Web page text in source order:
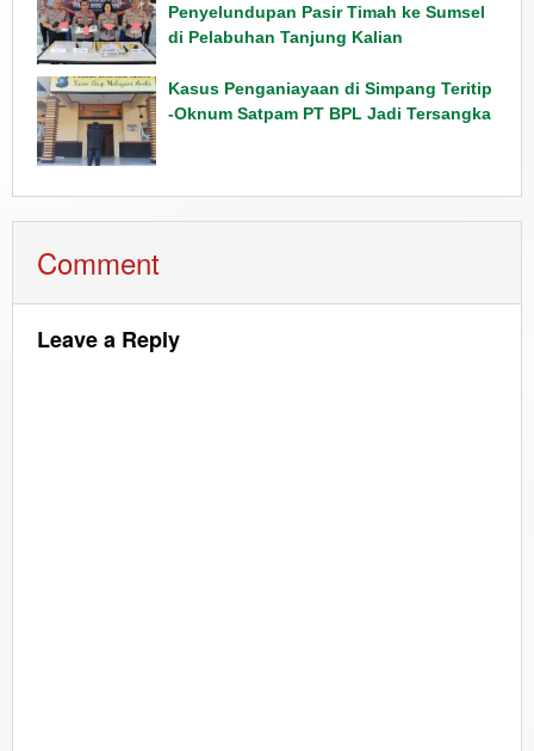
Penyelundupan Pasir Timah ke Sumsel
di Pelabuhan Tanjung Kalian
Kasus Penganiayaan di Simpang Teritip
-Oknum Satpam PT BPL Jadi Tersangka
Comment
Leave a Reply